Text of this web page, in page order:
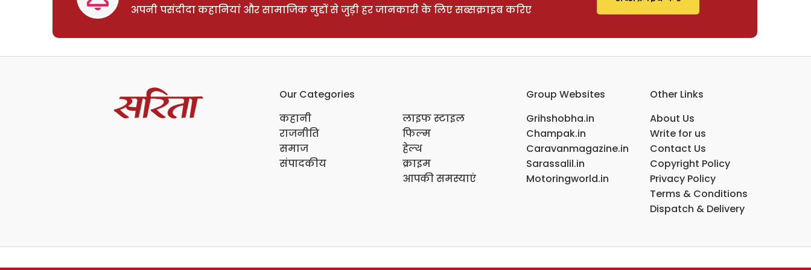
अपनी पसंदीदा कहानियां और सामाजिक मुद्दों से जुड़ी हर जानकारी के लिए सब्सक्राइब करिए
Our Categories
कहानी
राजनीति
समाज
संपादकीय
लाइफ स्टाइल
फिल्म
हेल्थ
क्राइम
आपकी समस्याएं
Group Websites
Grihshobha.in
Champak.in
Caravanmagazine.in
Sarassalil.in
Motoringworld.in
Other Links
About Us
Write for us
Contact Us
Copyright Policy
Privacy Policy
Terms & Conditions
Dispatch & Delivery